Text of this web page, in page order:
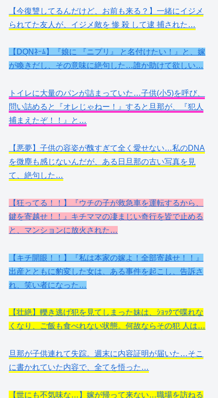
【今復讐してるんだけど、お前も来る？】一緒にイジメ
られてた友人が、イジメ敵を 惨 殺 して逮 捕された…
【DQNﾈｰﾑ】『娘に 『ニプリ』 と名付けたい！』と、嫁
が喚きだし、その意味に絶句した…誰か助けて欲しい…
トイレに大量のパンが詰まっていた…子供(小5)を呼び、
問い詰めると『オレじゃねー！』すると旦那が、『犯人
捕まえたぞ！！』と…
【悪夢】子供の容姿が醜すぎて全く愛せない…私のDNA
を微塵も感じないんだが、ある日旦那の古い写真を見
て、絶句した…
【狂ってる！！】『ウチの子が救急車を運転するから、
鍵を寄越せ！！』キチママの凄まじい奇行を皆で止める
と、マンションに放火された…
【キチ開眼！！】『私は本家の嫁よ！全部寄越せ！！』
出産とともに豹変した女は、ある事件を起こし、告訴さ
れ、笑い者になった…
【壮絶】轢き逃げ犯を見てしまった妹は、ｼｮｯｸで喋れな
くなり、ご飯も食べれない状態。何故ならその犯 人は…
旦那が子供連れて失踪。週末に内容証明が届いた…そこ
に書かれていた内容で、全てを悟った…
【世にも不気味な…】嫁が帰って来ない…職場を訪ねる